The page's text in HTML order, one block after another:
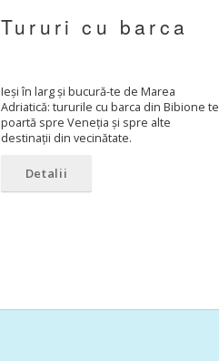
Tururi cu barca
Ieși în larg și bucură-te de Marea
Adriatică: tururile cu barca din Bibione te
poartă spre Veneția și spre alte
destinații din vecinătate.
Detalii